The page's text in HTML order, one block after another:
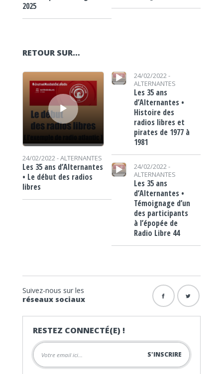
2025
RETOUR SUR…
Lecteur audio
24/02/2022 -ALTERNANTES
Les 35 ans d’Alternantes
• Le début des radios
libres
Lecteur audio
24/02/2022 -
ALTERNANTES
Les 35 ans
d’Alternantes •
Histoire des
radios libres et
pirates de 1977 à
1981
Lecteur audio
24/02/2022 -
ALTERNANTES
Les 35 ans
d’Alternantes •
Témoignage d’un
des participants
à l’épopée de
Radio Libre 44
Suivez-nous sur les
réseaux sociaux
RESTEZ CONNECTÉ(E) !